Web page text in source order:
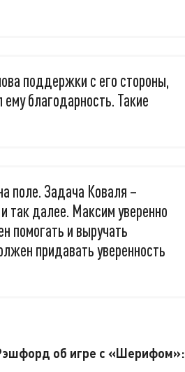
поддержки с его стороны,
благодарность. Такие
поле. Задача Коваля –
так далее. Максим уверенно
помогать и выручать
придавать уверенность
об игре с «Шерифом»: